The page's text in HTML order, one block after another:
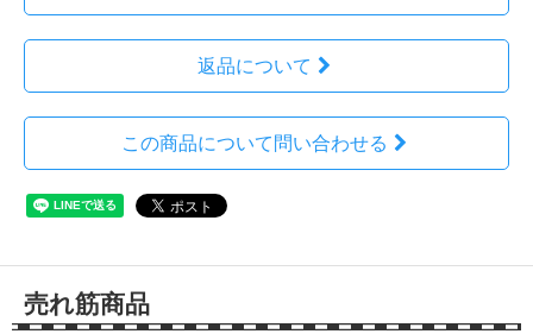
返品について
この商品について問い合わせる
売れ筋商品